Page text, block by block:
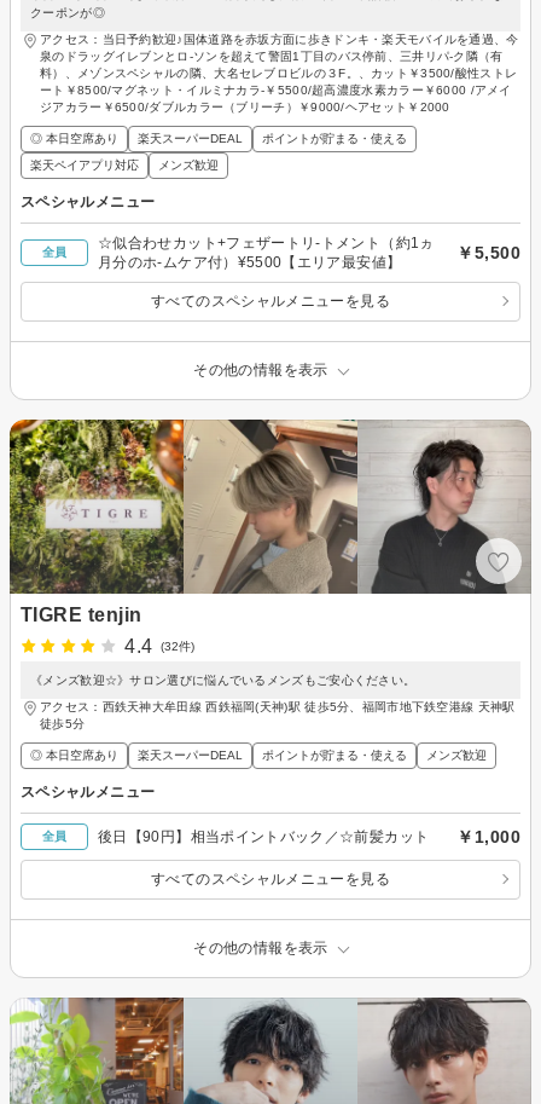
クーポンが◎
アクセス：当日予約歓迎♪国体道路を赤坂方面に歩きドンキ・楽天モバイルを通過、今
泉のドラッグイレブンとロ-ソンを超えて警固1丁目のバス停前、三井リパ-ク隣（有
料）、メゾンスペシャルの隣、大名セレブロビルの３F。、カット￥3500/酸性ストレ
ート￥8500/マグネット・イルミナカラ-￥5500/超高濃度水素カラー￥6000 /アメイ
ジアカラー￥6500/ダブルカラー（ブリーチ）￥9000/ヘアセット￥2000
◎ 本日空席あり 楽天スーパーDEAL
ポイントが貯まる・使える
楽天ペイアプリ対応
メンズ歓迎
スペシャルメニュー
全員
☆似合わせカット+フェザートリ-トメント（約1ヵ
月分のホ-ムケア付）¥5500【エリア最安値】
￥5,500
すべてのスペシャルメニューを見る
その他の情報を表示
TIGRE tenjin
4.4
(32件)
《メンズ歓迎☆》サロン選びに悩んでいるメンズもご安心ください。
アクセス：西鉄天神大牟田線 西鉄福岡(天神)駅 徒歩5分、福岡市地下鉄空港線 天神駅
徒歩5分
◎ 本日空席あり 楽天スーパーDEAL ポイントが貯まる・使える メンズ歓迎
スペシャルメニュー
全員 後日【90円】相当ポイントバック／☆前髪カット ￥1,000
すべてのスペシャルメニューを見る
その他の情報を表示